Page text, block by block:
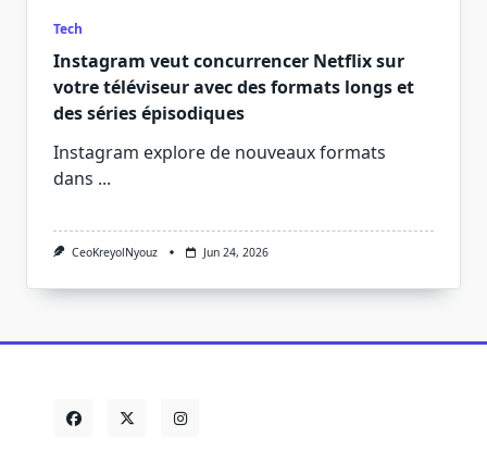
Tech
Instagram veut concurrencer Netflix sur
votre téléviseur avec des formats longs et
des séries épisodiques
Instagram explore de nouveaux formats
dans ...
CeoKreyolNyouz Jun 24, 2026